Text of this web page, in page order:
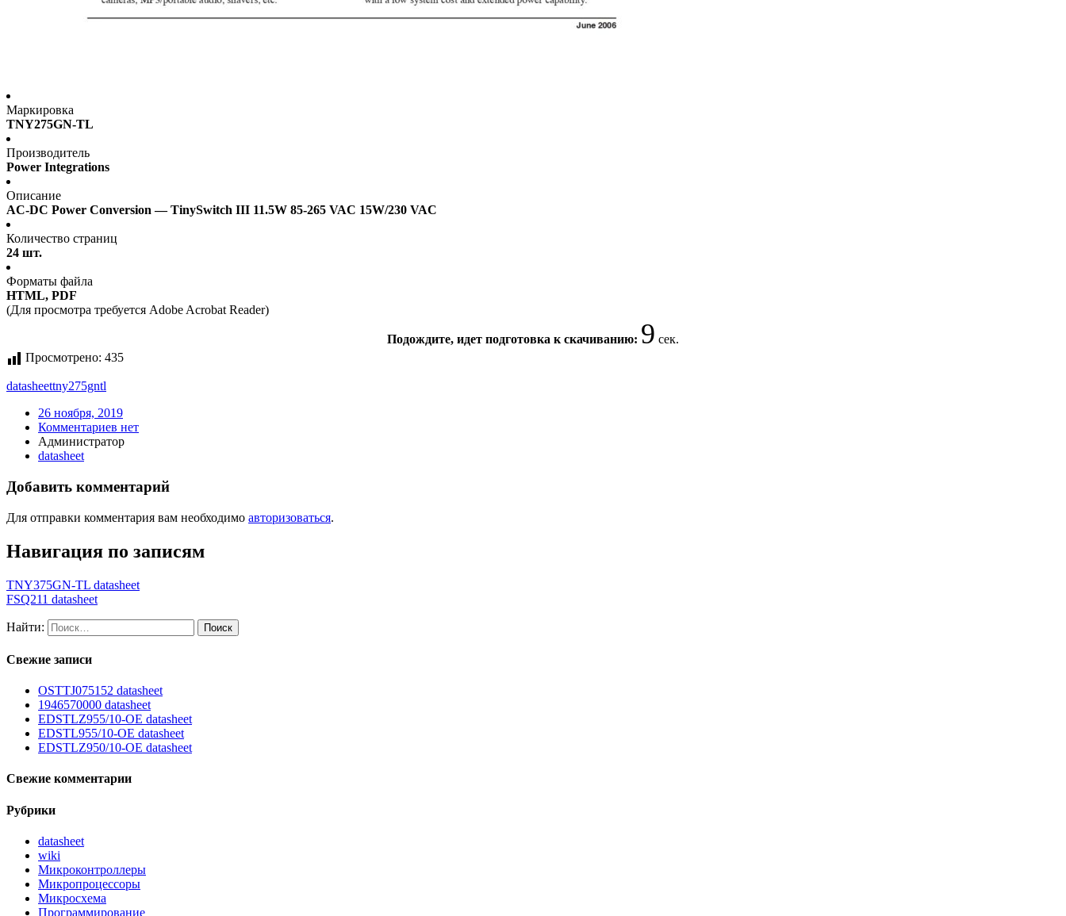
Маркировка
TNY275GN-TL
Производитель
Power Integrations
Описание
AC-DC Power Conversion — TinySwitch III 11.5W 85-265 VAC 15W/230 VAC
Количество страниц
24 шт.
Форматы файла
HTML, PDF
(Для просмотра требуется Adobe Acrobat Reader)
Подождите, идет подготовка к скачиванию: 8 сек.
Просмотрено: 435
datasheettny275gntl
26 ноября, 2019
Комментариев нет
Администратор
datasheet
Добавить комментарий
Для отправки комментария вам необходимо авторизоваться.
Навигация по записям
TNY375GN-TL datasheet
FSQ211 datasheet
Найти:
Свежие записи
OSTTJ075152 datasheet
1946570000 datasheet
EDSTLZ955/10-OE datasheet
EDSTL955/10-OE datasheet
EDSTLZ950/10-OE datasheet
Свежие комментарии
Рубрики
datasheet
wiki
Микроконтроллеры
Микропроцессоры
Микросхема
Программирование